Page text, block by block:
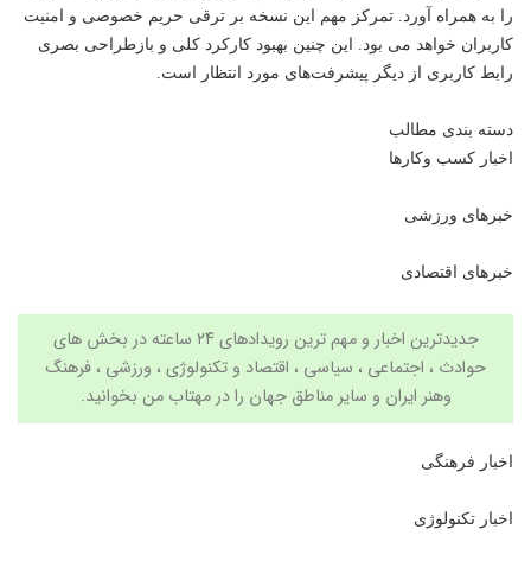
را به همراه آورد. تمرکز مهم این نسخه بر ترقی حریم خصوصی و امنیت
کاربران خواهد می بود. این چنین بهبود کارکرد کلی و بازطراحی بصری
رابط کاربری از دیگر پیشرفت‌های مورد انتظار است.
دسته بندی مطالب
اخبار کسب وکارها
خبرهای ورزشی
خبرهای اقتصادی
جدیدترین اخبار و مهم ترین رویدادهای ۲۴ ساعته در بخش های
حوادث ، اجتماعی ، سیاسی ، اقتصاد و تکنولوژی، ورزشی ، فرهنگ
وهنر ایران و سایر مناطق جهان را درمهتاب من بخوانید.
اخبار فرهنگی
اخبار تکنولوژی